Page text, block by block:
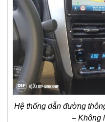
Hệ thống dẫn đường
– Không